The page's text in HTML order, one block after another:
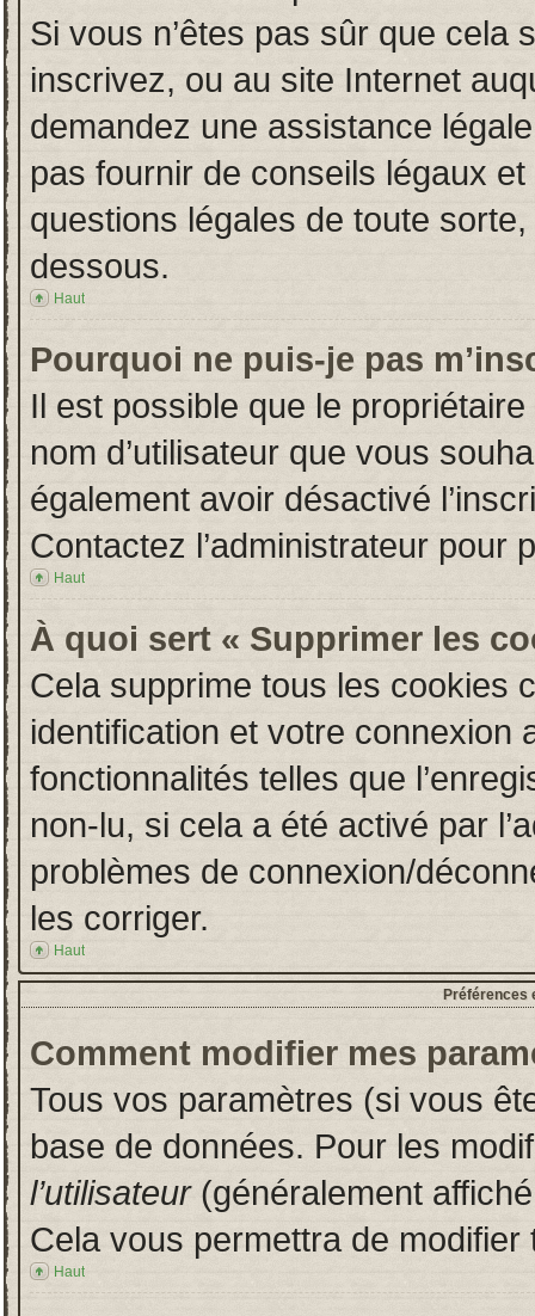
Si vous n’êtes pas sûr que cela
inscrivez, ou au site Internet
demandez une assistance
pas fournir de conseils légaux
questions légales de toute
dessous.
Haut
Pourquoi ne puis-je pas
Il est possible que le
nom d’utilisateur que vous
également avoir désactivé
Contactez l’administrateur pour
Haut
À quoi sert « Supprimer les
Cela supprime tous les cookies
identification et votre connexion
fonctionnalités telles que
non-lu, si cela a été activé par
problèmes de connexion/
les corriger.
Haut
Préférences
Comment modifier mes
Tous vos paramètres (si vous
base de données. Pour les
l’utilisateur(généralement
Cela vous permettra de
Haut